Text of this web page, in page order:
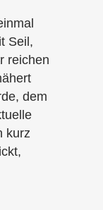
Seil,
reichen
dem
kurz